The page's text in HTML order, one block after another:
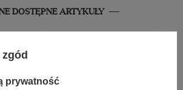
DOSTĘPNE ARTYKUŁY
prywatność